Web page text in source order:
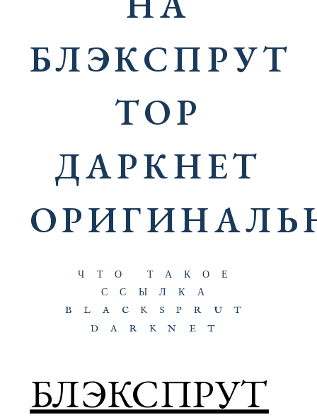
БЛЭКСПРУТ
ТОР
ДАРКНЕТ
ЧТО ТАКОЕ
ССЫЛКА
BLACKSPRUT
DARKNET
БЛЭКСПРУТ